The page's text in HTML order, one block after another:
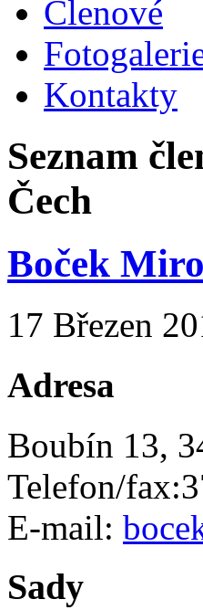
Členové
Kontakty
Seznam
Čech
Boček
17 Březen
Adresa
Boubín 13,
E-mail:
Sady